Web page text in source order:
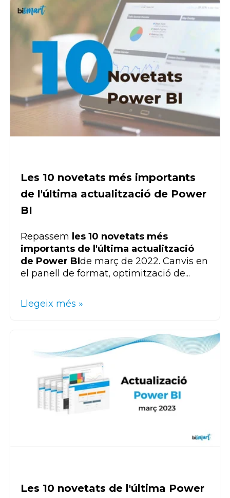
Les 10 novetats més importants
de l'última actualització de Power
BI
Repassem les 10 novetats més
importants de l'última actualització
de Power BIde març de 2022. Canvis en
el panell de format, optimització de...
Llegeix més »
Les 10 novetats de l'última Power